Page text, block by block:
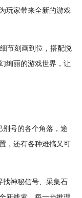
玩家带来全新的游戏
节刻画到位，搭配悦
绚丽的游戏世界，让
号的各个角落，途
，还有各种难搞又可
找神秘信号、采集石